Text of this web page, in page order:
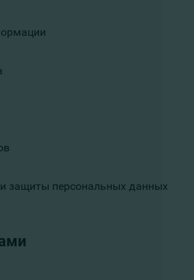
защиты персональных данных